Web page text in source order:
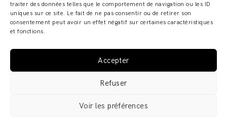
traiter des données telles que le comportement de navigation ou les ID
uniques sur ce site. Le fait de ne pas consentir ou de retirer son
consentement peut avoir un effet négatif sur certaines caractéristiques
et fonctions.
Accepter
Refuser
Voir les préférences
commentaire.
ADELINE ZILIOX - SHOWROOM & ATELIER – 6, RUE DES
© 2019 · ADELINE ZILIOX · MENTIONS LÉGALES /